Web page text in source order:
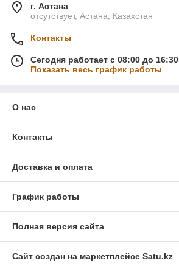
г. Астана
отсутствует, Астана, Казахстан
Контакты
Сегодня работает с 08:00 до 16:30
Показать весь график работы
О нас
Контакты
Доставка и оплата
График работы
Полная версия сайта
Сайт создан на маркетплейсе Satu.kz